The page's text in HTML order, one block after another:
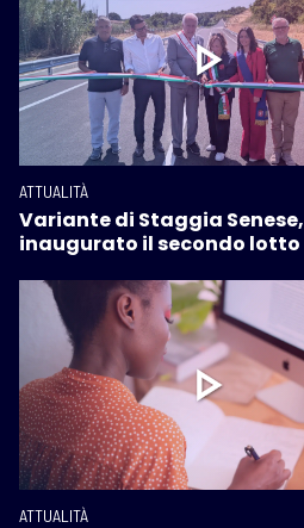
ATTUALITÀ
Variante di Staggia Senese,
inaugurato il secondo lotto
ATTUALITÀ